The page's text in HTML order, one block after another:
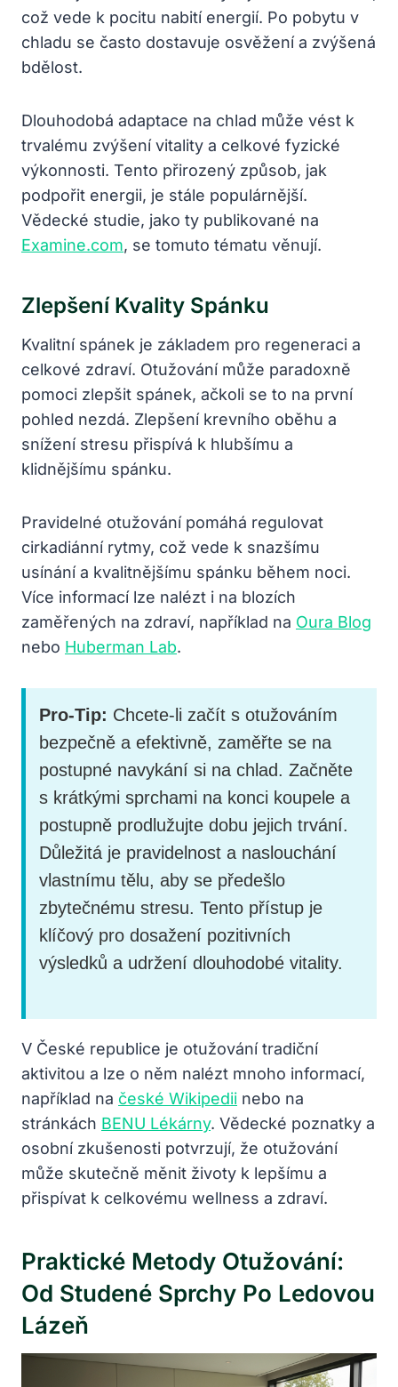
což vede k pocitu nabití energií. Po pobytu v
chladu se často dostavuje osvěžení a zvýšená
bdělost.
Dlouhodobá adaptace na chlad může vést k
trvalému zvýšení vitality a celkové fyzické
výkonnosti. Tento přirozený způsob, jak
podpořit energii, je stále populárnější.
Vědecké studie, jako ty publikované na
Examine.com, se tomuto tématu věnují.
Zlepšení Kvality Spánku
Kvalitní spánek je základem pro regeneraci a
celkové zdraví. Otužování může paradoxně
pomoci zlepšit spánek, ačkoli se to na první
pohled nezdá. Zlepšení krevního oběhu a
snížení stresu přispívá k hlubšímu a
klidnějšímu spánku.
Pravidelné otužování pomáhá regulovat
cirkadiánní rytmy, což vede k snazšímu
usínání a kvalitnějšímu spánku během noci.
Více informací lze nalézt i na blozích
zaměřených na zdraví, například na Oura Blog
nebo Huberman Lab.
Pro-Tip: Chcete-li začít s otužováním
bezpečně a efektivně, zaměřte se na
postupné navykání si na chlad. Začněte
s krátkými sprchami na konci koupele a
postupně prodlužujte dobu jejich trvání.
Důležitá je pravidelnost a naslouchání
vlastnímu tělu, aby se předešlo
zbytečnému stresu. Tento přístup je
klíčový pro dosažení pozitivních
výsledků a udržení dlouhodobé vitality.
V České republice je otužování tradiční
aktivitou a lze o něm nalézt mnoho informací,
například na české Wikipedii nebo na
stránkách BENU Lékárny. Vědecké poznatky a
osobní zkušenosti potvrzují, že otužování
může skutečně měnit životy k lepšímu a
přispívat k celkovému wellness a zdraví.
Praktické Metody Otužování:
Od Studené Sprchy Po Ledovou
Lázeň